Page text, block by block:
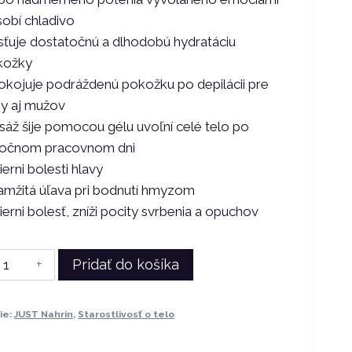
chladivo
dostatočnú a dlhodobú hydratáciu
podráždenú pokožku po depilácii pre
aj mužov
šije pomocou gélu uvoľní celé telo po
pracovnom dni
bolesti hlavy
úľava pri bodnutí hmyzom
bolesť, zníži pocity svrbenia a opuchov
Pridať do košíka
JUST Nahrin, Starostlivosť o telo